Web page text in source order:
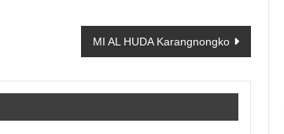
MI AL HUDA Karangnongko